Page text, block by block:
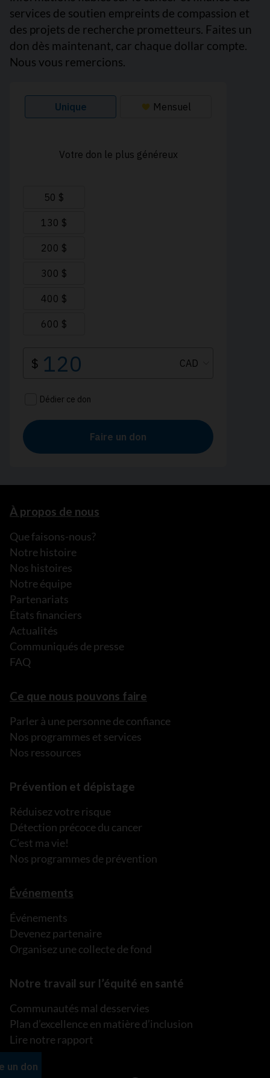
services de soutien empreints de compassion et
des projets de recherche prometteurs. Faites un
don dès maintenant, car chaque dollar compte.
Nous vous remercions.
À propos de nous
Que faisons-nous?
Notre histoire
Nos histoires
Notre équipe
Partenariats
États financiers
Actualités
Communiqués de presse
FAQ
Ce que nous pouvons faire
Parler à une personne de confiance
Nos programmes et services
Nos ressources
Prévention et dépistage
Réduisez votre risque
Détection précoce du cancer
C’est ma vie!
Nos programmes de prévention
Événements
Événements
Devenez partenaire
Organisez une collecte de fond
Notre travail sur l’équité en santé
Communautés mal desservies
Plan d’excellence en matière d’inclusion
Lire notre rapport